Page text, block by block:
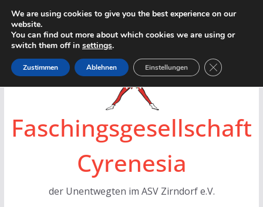
Zum
Inhalt
springen
Faschingsgesellschaft
Cyrenesia
der Unentwegten im ASV Zirndorf e.V.
We are using cookies to give you the best experience on our
website.
You can find out more about which cookies we are using or
switch them off in settings.
Zustimmen Ablehnen Einstellungen GDPR